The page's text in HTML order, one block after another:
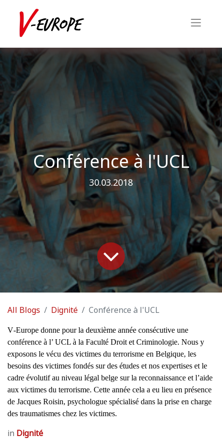
Conférence à l'UCL
30.03.2018
All Blogs Dignité Conférence à l'UCL
V-Europe donne pour la deuxième année consécutive une
conférence à l’ UCL à la Faculté Droit et Criminologie. Nous y
exposons le vécu des victimes du terrorisme en Belgique, les
besoins des victimes fondés sur des études et nos expertises et le
cadre évolutif au niveau légal belge sur la reconnaissance et l’aide
aux victimes du terrorisme. Cette année cela a eu lieu en présence
de Jacques Roisin, psychologue spécialisé dans la prise en charge
des traumatismes chez les victimes.
in Dignité